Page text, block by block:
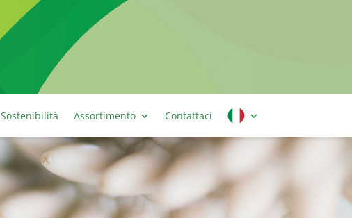
Sostenibilità Assortimento Contattaci